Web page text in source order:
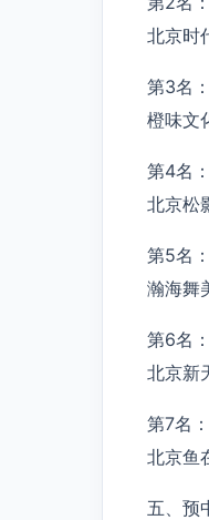
北京时
第3名：
橙味文
第4名：
北京松
第5名：
瀚海舞
第6名：
北京新
第7名：
北京鱼
五、预